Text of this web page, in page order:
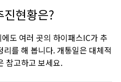
현황은?
도 여러 곳의 하이패스IC가 추
를 해 봅니다. 개통일은 대체적
참고하고 보세요.